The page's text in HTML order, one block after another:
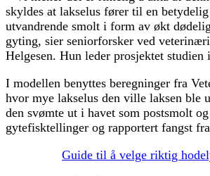
skyldes at lakselus fører til en
utvandrende smolt i form av økt
gyting, sier seniorforsker ved
Helgesen. Hun leder prosjektet studien
I modellen benyttes beregninger fra
hvor mye lakselus den ville laksen ble
den svømte ut i havet som postsmolt
gytefisktellinger og rapportert fangst
Guide til å velge riktig